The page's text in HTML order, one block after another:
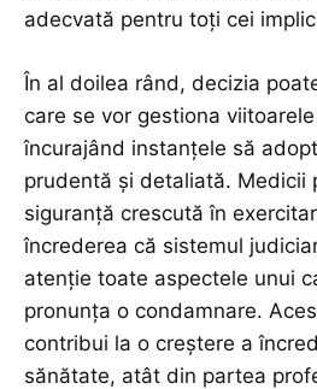
adecvată pentru toți cei
În al doilea rând, decizia
care se vor gestiona
încurajând instanțele să
prudentă și detaliată. Medicii
siguranță crescută în
încrederea că sistemul
atenție toate aspectele unui
pronunța o condamnare.
contribui la o creștere a
sănătate, atât din partea